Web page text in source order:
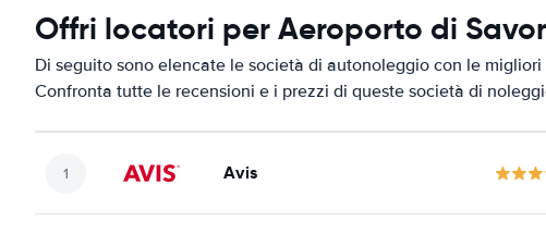
Offri locatori per Aeroporto di
Di seguito sono elencate le società di autonoleggio con le
Confronta tutte le recensioni e i prezzi di queste società di
Avis